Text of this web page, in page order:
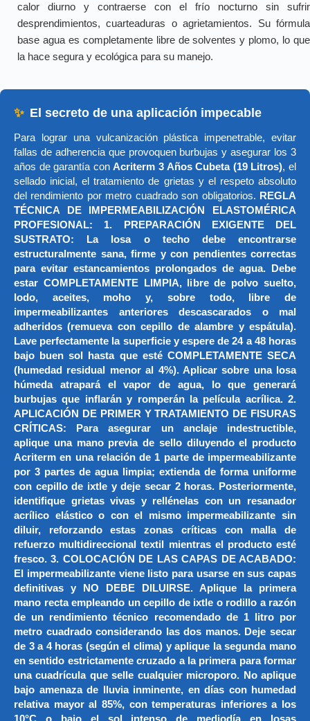
calor diurno y contraerse con el frío nocturno sin sufrir
desprendimientos, cuarteaduras o agrietamientos. Su fórmula
base agua es completamente libre de solventes y plomo, lo que
la hace segura y ecológica para su manejo.
✨ El secreto de una aplicación impecable
Para lograr una vulcanización plástica impenetrable, evitar
fallas de adherencia que provoquen burbujas y asegurar los 3
años de garantía conAcriterm 3 Años Cubeta (19 Litros), el
sellado inicial, el tratamiento de grietas y el respeto absoluto
del rendimiento por metro cuadrado son obligatorios. REGLA
TÉCNICA DE IMPERMEABILIZACIÓN ELASTOMÉRICA
PROFESIONAL: 1. PREPARACIÓN EXIGENTE DEL
SUSTRATO: La losa o techo debe encontrarse
estructuralmente sana, firme y con pendientes correctas
para evitar estancamientos prolongados de agua. Debe
estar COMPLETAMENTE LIMPIA, libre de polvo suelto,
lodo, aceites, moho y, sobre todo, libre de
impermeabilizantes anteriores descascarados o mal
adheridos (remueva con cepillo de alambre y espátula).
Lave perfectamente la superficie y espere de 24 a 48 horas
bajo buen sol hasta que esté COMPLETAMENTE SECA
(humedad residual menor al 4%). Aplicar sobre una losa
húmeda atrapará el vapor de agua, lo que generará
burbujas que inflarán y romperán la película acrílica. 2.
APLICACIÓN DE PRIMER Y TRATAMIENTO DE FISURAS
CRÍTICAS: Para asegurar un anclaje indestructible,
aplique una mano previa de sello diluyendo el producto
Acriterm en una relación de 1 parte de impermeabilizante
por 3 partes de agua limpia; extienda de forma uniforme
con cepillo de ixtle y deje secar 2 horas. Posteriormente,
identifique grietas vivas y rellénelas con un resanador
acrílico elástico o con el mismo impermeabilizante sin
diluir, reforzando estas zonas críticas con malla de
refuerzo multidireccional textil mientras el producto esté
fresco. 3. COLOCACIÓN DE LAS CAPAS DE ACABADO:
El impermeabilizante viene listo para usarse en sus capas
definitivas y NO DEBE DILUIRSE. Aplique la primera
mano recta empleando un cepillo de ixtle o rodillo a razón
de un rendimiento técnico recomendado de 1 litro por
metro cuadrado considerando las dos manos. Deje secar
de 3 a 4 horas (según el clima) y aplique la segunda mano
en sentido estrictamente cruzado a la primera para formar
una cuadrícula que selle cualquier microporo. No aplique
bajo amenaza de lluvia inminente, en días con humedad
relativa mayor al 85%, con temperaturas inferiores a los